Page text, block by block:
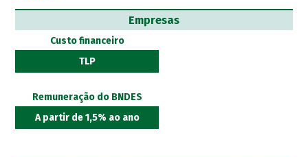
Empresas
Custo financeiro
TLP
Remuneração do BNDES
A partir de 1,5% ao ano